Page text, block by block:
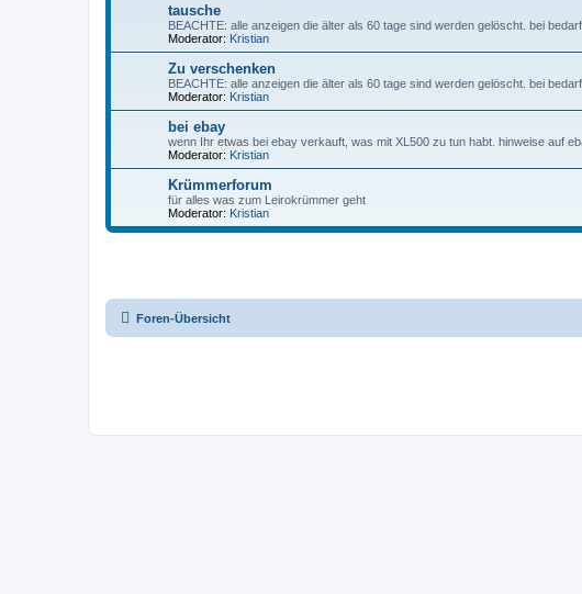
tausche
BEACHTE: alle anzeigen die älter als 60 tage sind werden gelöscht. bei
Moderator: Kristian
Zu verschenken
BEACHTE: alle anzeigen die älter als 60 tage sind werden gelöscht. bei
Moderator: Kristian
bei ebay
wenn Ihr etwas bei ebay verkauft, was mit XL500 zu tun habt. hinweise auf
Moderator: Kristian
Krümmerforum
für alles was zum Leirokrümmer geht
Moderator: Kristian
Foren-Übersicht